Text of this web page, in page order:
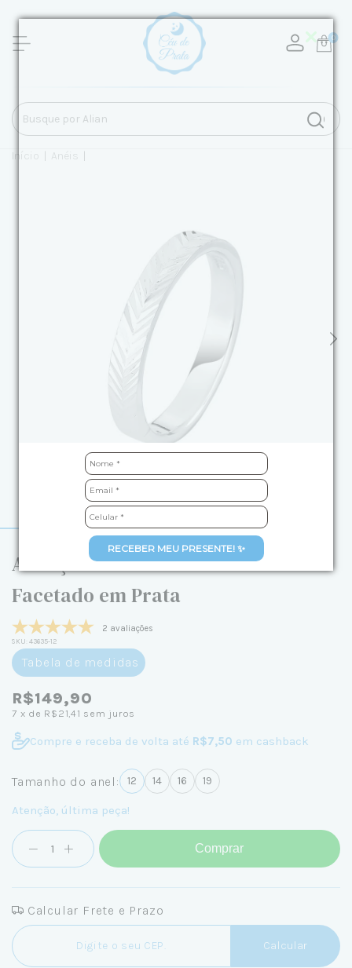
RECEBER MEU PRESENTE! ✨
0
Início Anéis
Aliança de Namoro Detalhes
Facetado em Prata
2 avaliações
SKU: 43635-12
Tabela de medidas
R$149,90
7 x de R$21,41 sem juros
Compre e receba de volta até R$7,50 em cashback
Tamanho do anel: 12 14 16 19
Atenção, última peça!
Comprar
Calcular Frete e Prazo
Entregas para o CEP:
Calcular